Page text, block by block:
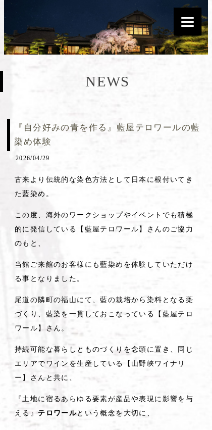
NEWS
『自分好みの青を作る』藍屋テロワールの藍
染め体験
2026/04/29
古来より伝統的な染色方法として日本に根付いてき
た藍染め。
この度、海外のワークショップやイベントでも積極
的に発信している【藍屋テロワール】さんのご協力
のもと、
当館ご来館のお客様にも藍染めを体験していただけ
る事となりました。
尾道の隣町の福山にて、藍の栽培から染料となる蒅
づくり、藍染を一貫しておこなっている【藍屋テロ
ワール】さん。
持続可能な暮らしとものづくりを念頭に置き、同じ
エリアでワインを生産している【山野峡ワイナリ
ー】さんと共に、
『土地に宿るあらゆる要素が産品や表現に影響を与
える』テロワールという概念を大切に、